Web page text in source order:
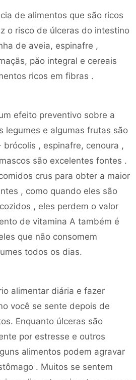
de alimentos que são ricos
o risco de úlceras do intestino
de aveia, espinafre ,
pão integral e cereais
ricos em fibras .
efeito preventivo sobre a
legumes e algumas frutas são
, espinafre, cenoura ,
são excelentes fontes .
crus para obter a maior
, como quando eles são
, eles perdem o valor
de vitamina A também é
que não consomem
todos os dias.
alimentar diária e fazer
você se sente depois de
Enquanto úlceras são
por estresse e outros
alimentos podem agravar
. Muitos se sentem